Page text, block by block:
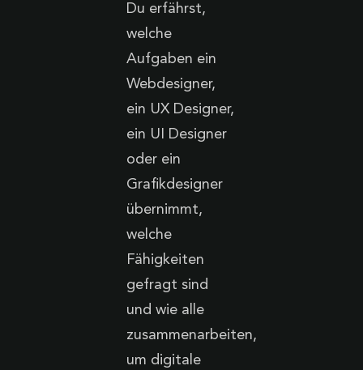
Du erfährst,
welche
Aufgaben ein
Webdesigner,
ein UX Designer,
ein UI Designer
oder ein
Grafikdesigner
übernimmt,
welche
Fähigkeiten
gefragt sind
und wie alle
zusammenarbeiten,
um digitale